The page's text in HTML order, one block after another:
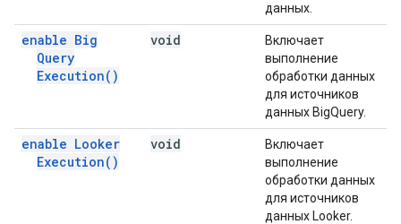
данных.
enable Big
Query
Execution( )
void
Включает
выполнение
обработки данных
для источников
данных BigQuery.
enable Looker
Execution( )
void
Включает
выполнение
обработки данных
для источников
данных Looker.